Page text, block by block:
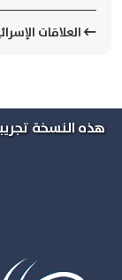
العلاقات
هذه النسخة